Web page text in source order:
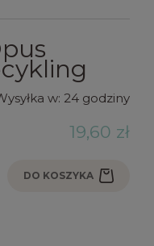
w: 24 godziny
19,60 zł
DO KOSZYKA